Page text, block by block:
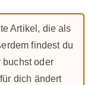
Artikel, die als
findest du
buchst oder
dich ändert